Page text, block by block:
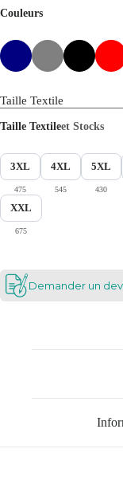
Couleurs
Taille Textile
Taille Textileet Stocks
3XL
475
4XL
545
5XL
430
XXL
675
Demander un